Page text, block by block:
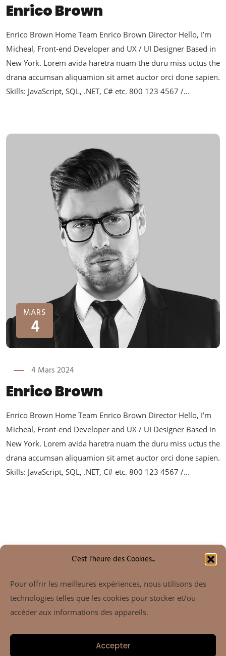
C'est l'heure des Cookies...
Pour offrir les meilleures expériences, nous utilisons des
technologies telles que les cookies pour stocker et/ou
accéder aux informations des appareils.
Accepter
Enrico Brown
Enrico Brown Home Team Enrico Brown Director Hello, I’m
Micheal, Front-end Developer and UX / UI Designer Based in
New York. Lorem avida haretra nuam the duru miss uctus the
drana accumsan aliquamion sit amet auctor orci done sapien.
Skills: JavaScript, SQL, .NET, C# etc. 800 123 4567 /...
MARS
4
4 Mars 2024
Enrico Brown
Enrico Brown Home Team Enrico Brown Director Hello, I’m
Micheal, Front-end Developer and UX / UI Designer Based in
New York. Lorem avida haretra nuam the duru miss uctus the
drana accumsan aliquamion sit amet auctor orci done sapien.
Skills: JavaScript, SQL, .NET, C# etc. 800 123 4567 /...
Rechercher